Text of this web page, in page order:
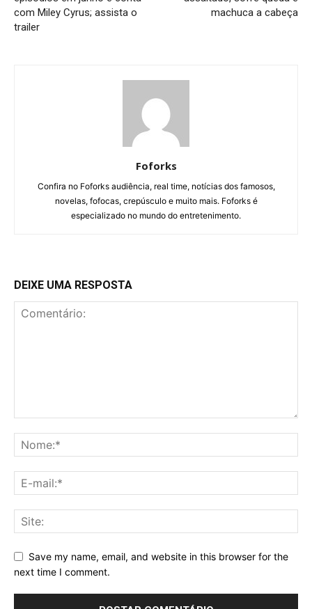
com Miley Cyrus; assista o
trailer
machuca a cabeça
Foforks
Confira no Foforks audiência, real time, notícias dos famosos,
novelas, fofocas, crepúsculo e muito mais. Foforks é
especializado no mundo do entretenimento.
DEIXE UMA RESPOSTA
Save my name, email, and website in this browser for the
next time I comment.